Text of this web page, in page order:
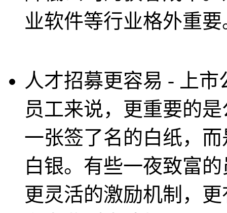
业软件等行业格外重要
人才招募更容易 - 上
员工来说，更重要的
一张签了名的白纸，
白银。有些一夜致富
更灵活的激励机制，